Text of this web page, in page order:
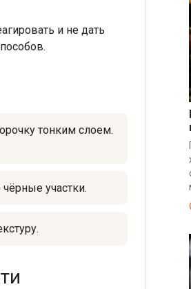
и не дать
тонким слоем.
участки.